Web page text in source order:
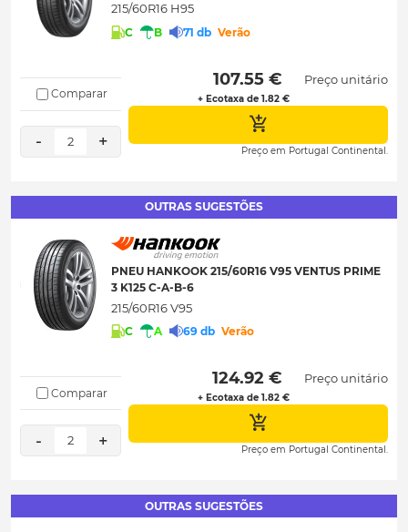
215/60R16 H95
C B 71 db Verão
Comparar
- 2 +
107.55 €
+ Ecotaxa de 1.82 €
Preço unitário
Preço em Portugal Continental.
OUTRAS SUGESTÕES
PNEU HANKOOK 215/60R16 V95 VENTUS PRIME
3 K125 C-A-B-6
215/60R16 V95
C A 69 db Verão
Comparar
- 2 +
124.92 €
+ Ecotaxa de 1.82 €
Preço unitário
Preço em Portugal Continental.
OUTRAS SUGESTÕES